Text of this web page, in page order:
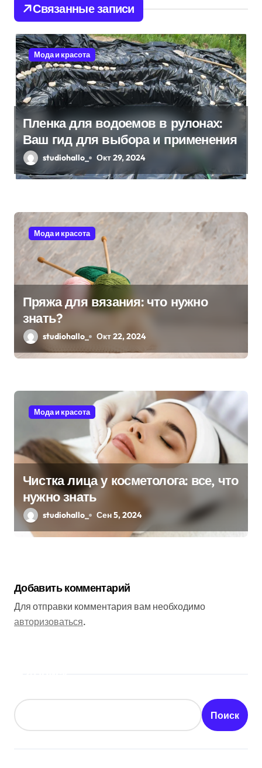
и
я
п
о
з
а
п
и
я
м
Связанные записи
Мода и красота
Пленка для водоемов в рулонах:
Ваш гид для выбора и применения
studiohallo_ Окт 29, 2024
Мода и красота
Пряжа для вязания: что нужно
знать?
studiohallo_ Окт 22, 2024
Мода и красота
Чистка лица у косметолога: все, что
нужно знать
studiohallo_ Сен 5, 2024
Добавить комментарий
Для отправки комментария вам необходимо
авторизоваться.
Поиск